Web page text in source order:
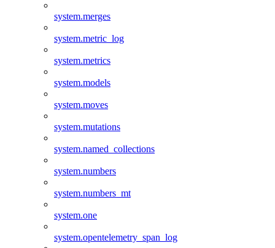
system.merges
system.metric_log
system.metrics
system.models
system.moves
system.mutations
system.named_collections
system.numbers
system.numbers_mt
system.one
system.opentelemetry_span_log